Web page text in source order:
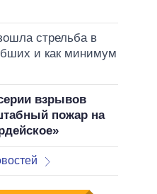
стрельба в
и как минимум
взрывов
пожар на